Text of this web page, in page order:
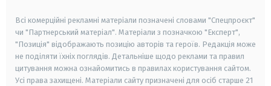
Всі комерційні рекламні матеріали позначені словами "Спецпроєкт"
чи "Партнерський матеріал". Матеріали з позначкою "Експерт",
"Позиція" відображають позицію авторів та героїв. Редакція може
не поділяти їхніх поглядів. Детальніше щодо реклами та правил
цитування можна ознайомитись в правилах користування сайтом.
Усі права захищені. Матеріали сайту призначені для осіб старше 21